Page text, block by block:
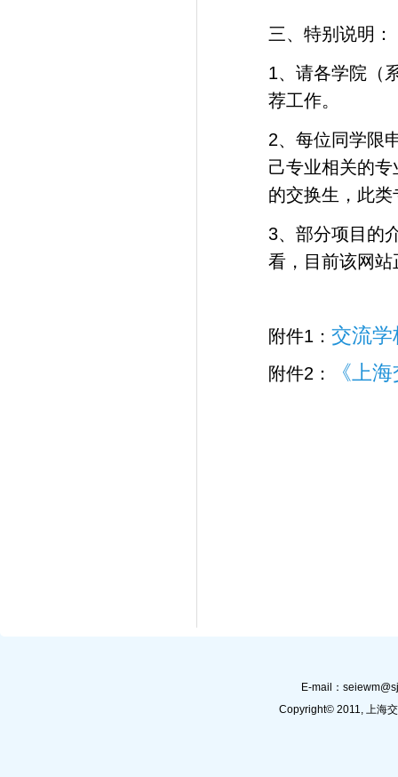
三、特别说明：
1、请各学院（
荐工作。
2、每位同学限
己专业相关的
的交换生，此
3、部分项目的
看，目前该网
附件1 ：交流学
附件2 ： 《上
E-mail：
Copyright© 2011, 上海